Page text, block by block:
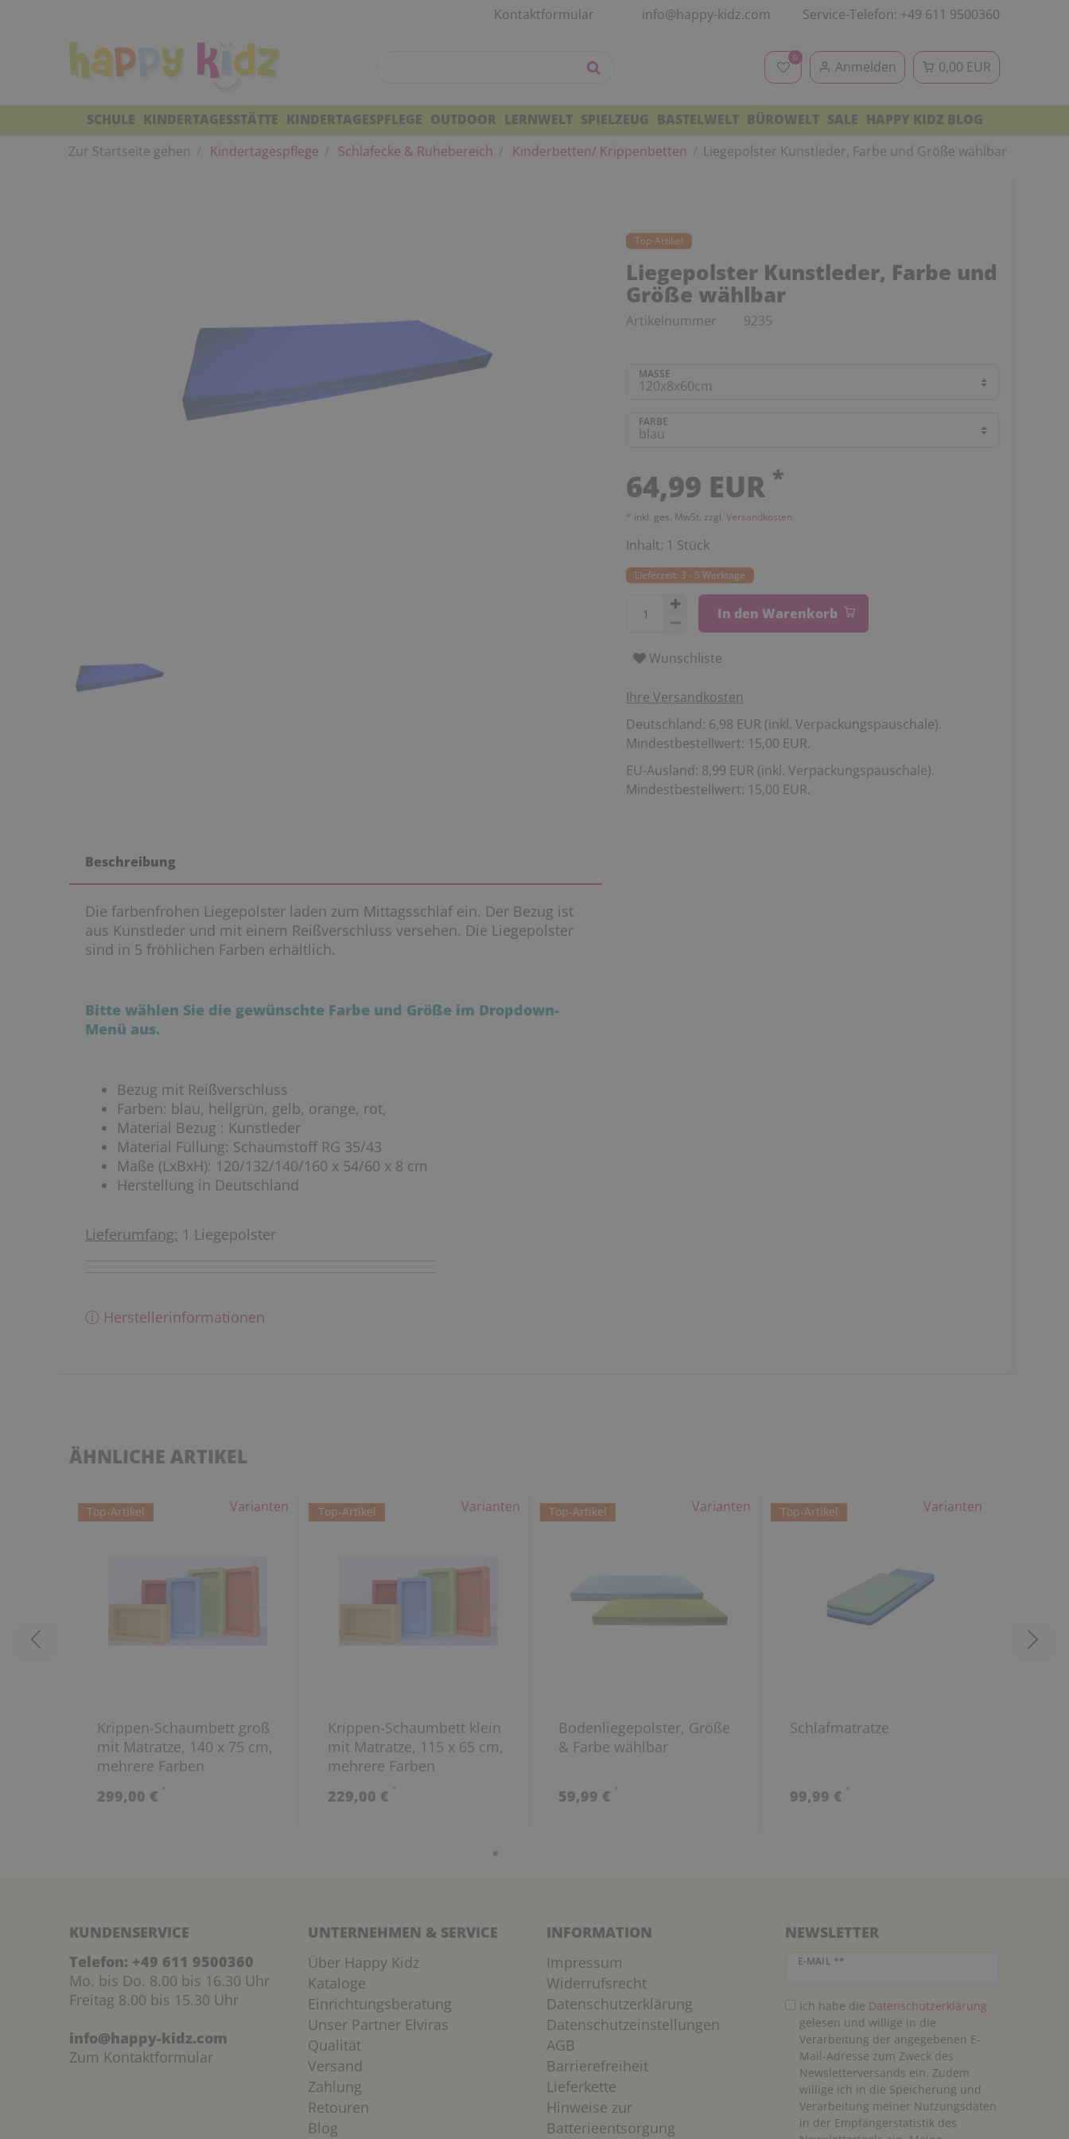
Kontaktformular info@happy-kidz.com Service-Telefon: +49 611 9500360
0
Anmelden 0,00 EUR
SCHULE KINDERTAGESSTÄTTE KINDERTAGESPFLEGE OUTDOOR LERNWELT SPIELZEUG BASTELWELT BÜROWELT SALE HAPPY KIDZ BLOG
Zur Startseite gehen
Kindertagespflege Schlafecke & Ruhebereich Kinderbetten/ Krippenbetten Liegepolster Kunstleder, Farbe und Größe wählbar
Top-Artikel
Liegepolster Kunstleder, Farbe und
Größe wählbar
Artikelnummer 9235
MASSE
FARBE
64,99 EUR *
* inkl. ges. MwSt. zzgl. Versandkosten
Inhalt: 1 Stück
Lieferzeit: 3 - 5 Werktage
In den Warenkorb
Wunschliste
Ihre Versandkosten
Deutschland: 6,98 EUR (inkl. Verpackungspauschale).
Mindestbestellwert: 15,00 EUR.
EU-Ausland: 8,99 EUR (inkl. Verpackungspauschale).
Mindestbestellwert: 15,00 EUR.
Beschreibung
Die farbenfrohen Liegepolster laden zum Mittagsschlaf ein. Der Bezug ist
aus Kunstleder und mit einem Reißverschluss versehen. Die Liegepolster
sind in 5 fröhlichen Farben erhältlich.
Bitte wählen Sie die gewünschte Farbe und Größe im Dropdown-
Menü aus.
Bezug mit Reißverschluss
Farben: blau, hellgrün, gelb, orange, rot,
Material Bezug : Kunstleder
Material Füllung: Schaumstoff RG 35/43
Maße (LxBxH): 120/132/140/160 x 54/60 x 8 cm
Herstellung in Deutschland
Lieferumfang: 1 Liegepolster
ⓘ Herstellerinformationen
ÄHNLICHE ARTIKEL
Varianten
Top-Artikel
Krippen-Schaumbett groß
mit Matratze, 140 x 75 cm,
mehrere Farben
299,00 € *
Varianten
Top-Artikel
Krippen-Schaumbett klein
mit Matratze, 115 x 65 cm,
mehrere Farben
229,00 € *
Varianten
Top-Artikel
Bodenliegepolster, Größe
& Farbe wählbar
59,99 € *
Varianten
Top-Artikel
Schlafmatratze
99,99 € *
KUNDENSERVICE
Telefon: +49 611 9500360
Mo. bis Do. 8.00 bis 16.30 Uhr
Freitag 8.00 bis 15.30 Uhr
info@happy-kidz.com
Zum Kontaktformular
UNTERNEHMEN & SERVICE
Über Happy Kidz
Kataloge
Einrichtungsberatung
Unser Partner Elviras
Qualität
Versand
Zahlung
Retouren
Blog
INFORMATION
Impressum
Widerrufsrecht
Datenschutzerklärung
Datenschutzeinstellungen
AGB
Barrierefreiheit
Lieferkette
Hinweise zur
Batterieentsorgung
NEWSLETTER
E-MAIL **
Newsletter Honig
Ich habe die Daten­schutz­erklärung
gelesen und willige in die
Verarbeitung der angegebenen E-
Mail-Adresse zum Zweck des
Newsletterversands ein. Zudem
willige ich in die Speicherung und
Verarbeitung meiner Nutzungsdaten
in der Empfängerstatistik des